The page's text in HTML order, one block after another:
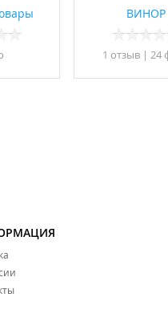
ВИНОР
1 отзыв | 24